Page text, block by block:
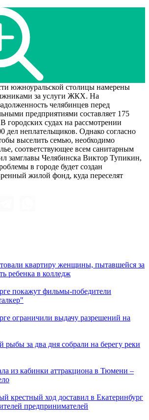
южноуральской столицы намерены
за услуги ЖКХ. На
челябинцев перед
предприятиями составляет 175
городских судах на рассмотрении
дел неплательщиков. Однако согласно
выселить семью, необходимо
соответствующее всем санитарным
замглавы Челябинска Виктор Тупикин,
в городе будет создан
жилой фонд, куда переселят
квартиру женщины, пытавшейся за
ребенка в колледж
покажут фильмы-победители
ограничили выдачу разрешений на
рыбы за два дня собрали на берегу реки
из кабинки аттракциона в Тюмени –
крестный ход доставил в Екатеринбург
предпринимателей